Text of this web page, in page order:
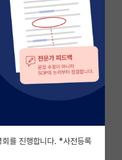
를 진행합니다. *사전등록